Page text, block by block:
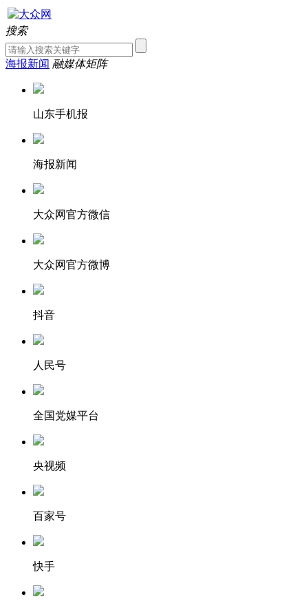
搜索
海报新闻 融媒体矩阵
山东手机报
海报新闻
大众网官方微信
大众网官方微博
抖音
人民号
全国党媒平台
央视频
百家号
快手